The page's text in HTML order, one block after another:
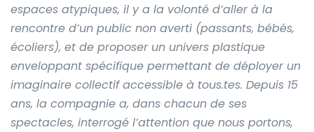
espaces atypiques, il y a la volonté d’aller à la
rencontre d’un public non averti (passants, bébés,
écoliers), et de proposer un univers plastique
enveloppant spécifique permettant de déployer un
imaginaire collectif accessible à tous.tes. Depuis 15
ans, la compagnie a, dans chacun de ses
spectacles, interrogé l’attention que nous portons,